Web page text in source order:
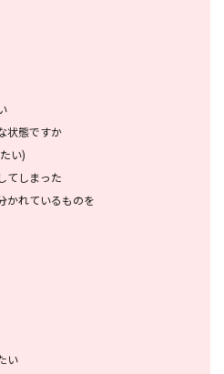
状態ですか
い)
てしまった
かれているものを
い